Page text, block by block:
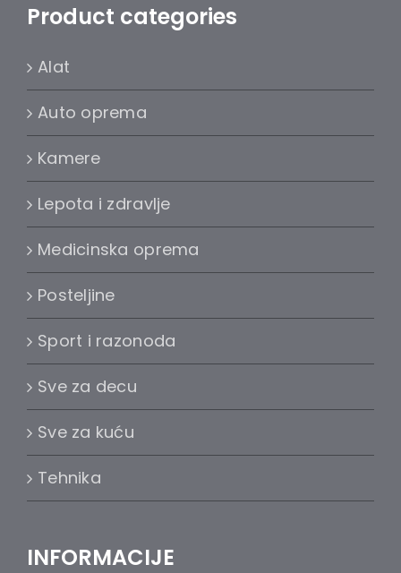
Product categories
Alat
Auto oprema
Kamere
Lepota i zdravlje
Medicinska oprema
Posteljine
Sport i razonoda
Sve za decu
Sve za kuću
Tehnika
INFORMACIJE